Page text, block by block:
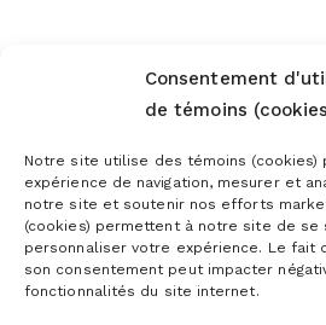
Consentement
de témoins
Notre site utilise des témoins (cookies)
expérience de navigation, mesurer et
notre site et soutenir nos efforts
(cookies) permettent à notre site de se
personnaliser votre expérience. Le fait
son consentement peut impacter
fonctionnalités du site internet.